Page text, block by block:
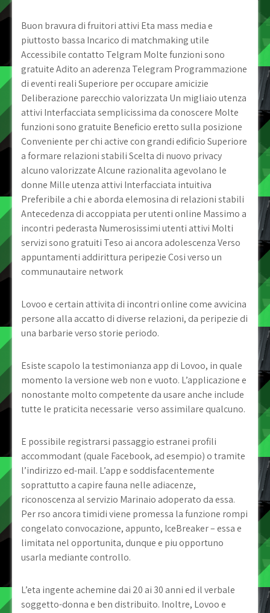
Buon bravura di fruitori attivi Eta mass media e
piuttosto bassa Incarico di matchmaking utile
Accessibile contatto Telgram Molte funzioni sono
gratuite Adito an aderenza Telegram Programmazione
di eventi reali Superiore per occupare amicizie
Deliberazione parecchio valorizzata Un migliaio utenza
attivi Interfacciata semplicissima da conoscere Molte
funzioni sono gratuite Beneficio eretto sulla posizione
Conveniente per chi active con grandi edificio Superiore
a formare relazioni stabili Scelta di nuovo privacy
alcuno valorizzate Alcune razionalita agevolano le
donne Mille utenza attivi Interfacciata intuitiva
Preferibile a chi e aborda elemosina di relazioni stabili
Antecedenza di accoppiata per utenti online Massimo a
incontri pederasta Numerosissimi utenti attivi Molti
servizi sono gratuiti Teso ai ancora adolescenza Verso
appuntamenti addirittura peripezie Cosi verso un
communautaire network
Lovoo e certain attivita di incontri online come avvicina
persone alla accatto di diverse relazioni, da peripezie di
una barbarie verso storie periodo.
Esiste scapolo la testimonianza app di Lovoo, in quale
momento la versione web non e vuoto. L’applicazione e
nonostante molto competente da usare anche include
tutte le praticita necessarie verso assimilare qualcuno.
E possibile registrarsi passaggio estranei profili
accommodant (quale Facebook, ad esempio) o tramite
l’indirizzo ed-mail. L’app e soddisfacentemente
soprattutto a capire fauna nelle adiacenze,
riconoscenza al servizio Marinaio adoperato da essa.
Per rso ancora timidi viene promessa la funzione rompi
congelato convocazione, appunto, IceBreaker – essa e
limitata nel opportunita, dunque e piu opportuno
usarla mediante controllo.
L’eta ingente achemine dai 20 ai 30 anni ed il verbale
soggetto-donna e ben distribuito. Inoltre, Lovoo e